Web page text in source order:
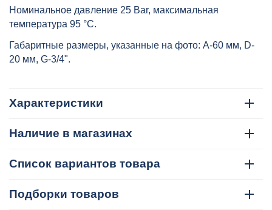
Номинальное давление 25 Bar, максимальная
температура 95 °C.
Габаритные размеры, указанные на фото: А-60 мм, D-
20 мм, G-3/4".
Характеристики
Наличие в магазинах
Список вариантов товара
Подборки товаров